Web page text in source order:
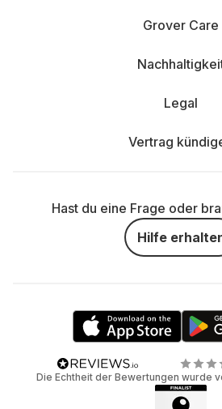
Grover Care
Legal
Vertrag
Hast du eine Frage oder
Hilfe
Die Echtheit der Bewertungen wurde